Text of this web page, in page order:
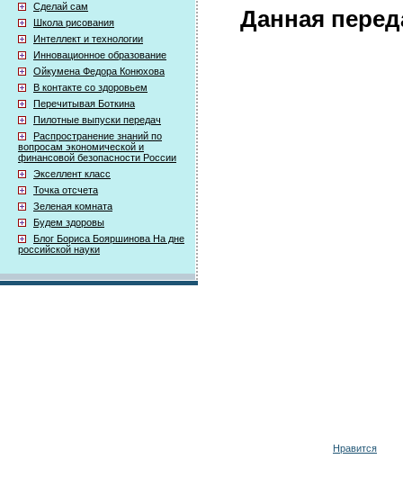
Сделай сам
Школа рисования
Интеллект и технологии
Инновационное образование
Ойкумена Федора Конюхова
В контакте со здоровьем
Перечитывая Боткина
Пилотные выпуски передач
Распространение знаний по
вопросам экономической и
финансовой безопасности России
Экселлент класс
Точка отсчета
Зеленая комната
Будем здоровы
Блог Бориса Бояршинова На дне
российской науки
Данная
Нравится